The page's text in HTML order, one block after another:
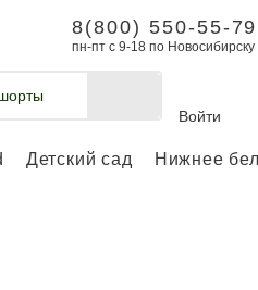
8(800) 550-55-79
пн-пт с 9-18 по Новосибирску
Войти
Детский сад Нижнее